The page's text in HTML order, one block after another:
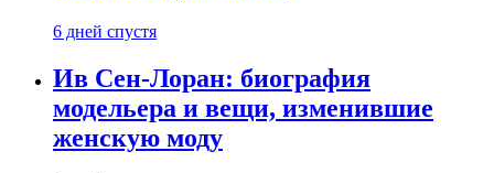
6 дней спустя
Ив Сен-Лоран: биография
модельера и вещи, изменившие
женскую моду